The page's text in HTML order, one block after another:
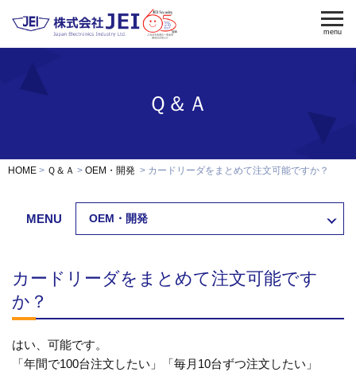
電気錠制御盤 入退室管理
納入事例
menu
Ｑ＆Ａ
HOME Ｑ＆Ａ OEM・開発 カードリーダをまとめて注文可能ですか？
MENU OEM・開発
カードリーダをまとめて注文可能です
か？
はい、可能です。
「年間で100台注文したい」「毎月10台ずつ注文したい」